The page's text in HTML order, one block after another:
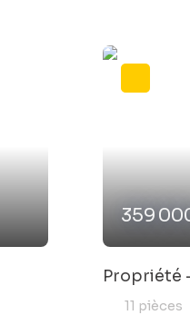
359
Propriété
coeur
11 pièces